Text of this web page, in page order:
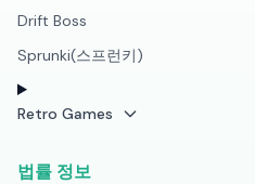
Drift Boss
Sprunki(스프런키)
Retro Games
법률 정보